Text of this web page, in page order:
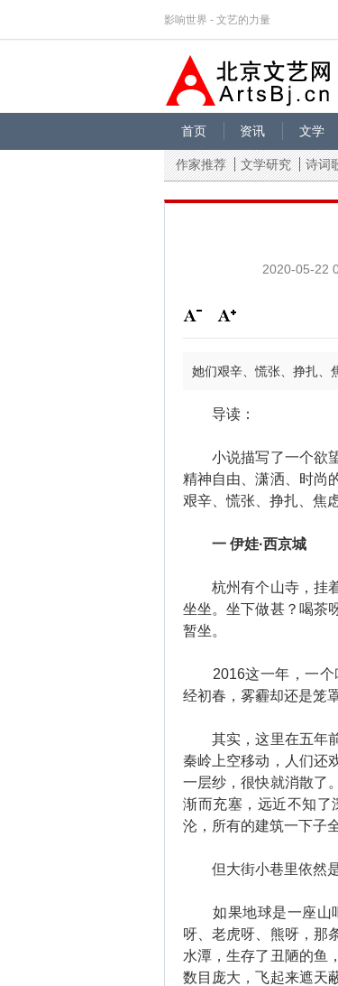
影响世界 - 文艺的力量
首页 资讯 文学
作家推荐
文学研究 诗词
2020-05-22
她们艰辛、慌张、挣扎、
导读：
小说描写了一个欲望
精神自由、潇洒、时尚
艰辛、慌张、挣扎、焦
一 伊娃·西京城
杭州有个山寺，挂着
坐坐。坐下做甚？喝茶
暂坐。
2016这一年，一个
经初春，雾霾却还是笼
其实，这里在五年前
秦岭上空移动，人们还
一层纱，很快就消散了
渐而充塞，远近不知了
沦，所有的建筑一下子
但大街小巷里依然是
如果地球是一座山吧
呀、老虎呀、熊呀，那
水潭，生存了丑陋的鱼
数目庞大，飞起来遮天